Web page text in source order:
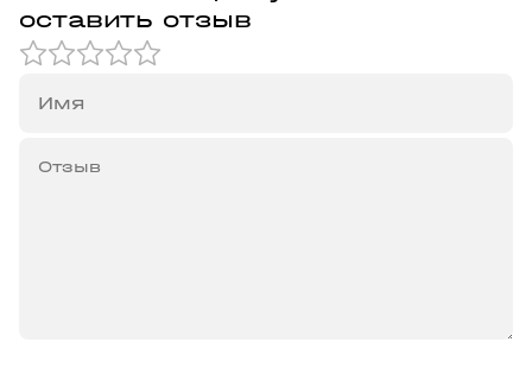
оставить отзыв